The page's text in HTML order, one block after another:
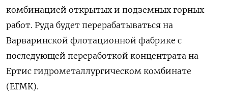
комбинацией открытых и подземных горных
работ. Руда будет перерабатываться на
Варваринской флотационной фабрике с
последующей переработкой концентрата на
Ертис гидрометаллургическом комбинате
(ЕГМК).